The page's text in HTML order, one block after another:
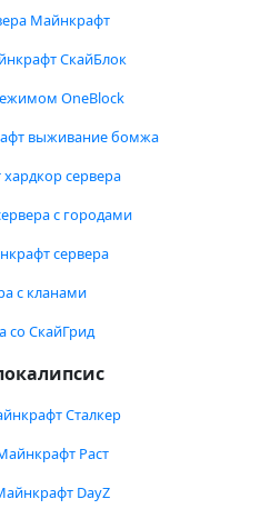
Майнкрафт
СкайБлок
OneBlock
выживание бомжа
сервера
с городами
сервера
с кланами
со СкайГрид
Сталкер
Раст
DayZ